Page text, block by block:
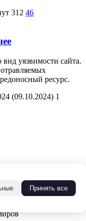
312 46
уязвимости сайта.
ресурс.
(09.10.2024) 1
Принять все